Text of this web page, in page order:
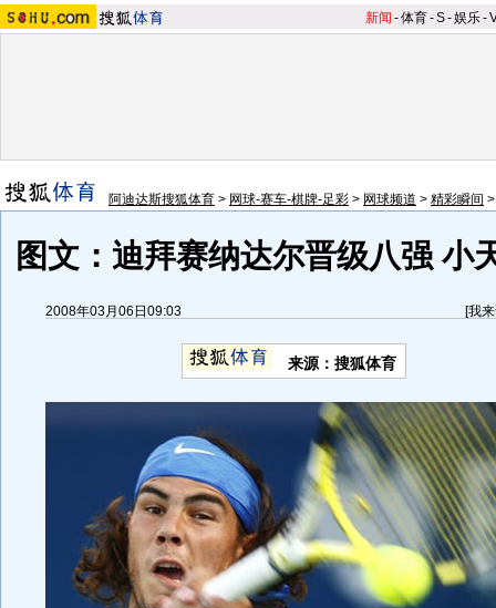
新闻 -体育-S-娱乐-
阿迪达斯搜狐体育 > 网球-赛车-棋牌-足彩 > 网球频道 > 精彩瞬间
图文：迪拜赛纳达尔晋级八强 小
2008年03月06日09:03 [我
来源：搜狐体育